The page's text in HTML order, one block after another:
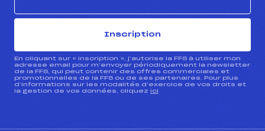
Inscription
En cliquant sur « inscription », j’autorise la FFS à utiliser mon
adresse email pour m’envoyer périodiquement la newsletter
de la FFS, qui peut contenir des offres commerciales et
promotionnelles de la FFS ou de ses partenaires. Pour plus
d’informations sur les modalités d’exercice de vos droits et
la gestion de vos données, cliquez ici